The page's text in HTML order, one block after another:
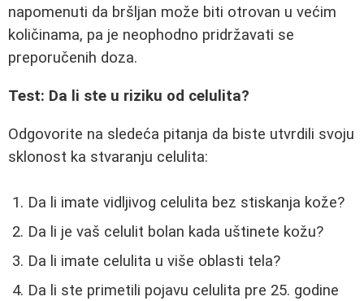
napomenuti da bršljan može biti otrovan u većim
količinama, pa je neophodno pridržavati se
preporučenih doza.
Test: Da li ste u riziku od celulita?
Odgovorite na sledeća pitanja da biste utvrdili svoju
sklonost ka stvaranju celulita:
Da li imate vidljivog celulita bez stiskanja kože?
Da li je vaš celulit bolan kada uštinete kožu?
Da li imate celulita u više oblasti tela?
Da li ste primetili pojavu celulita pre 25. godine